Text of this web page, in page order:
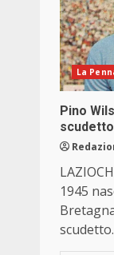
La
Pino
scudetto
1945